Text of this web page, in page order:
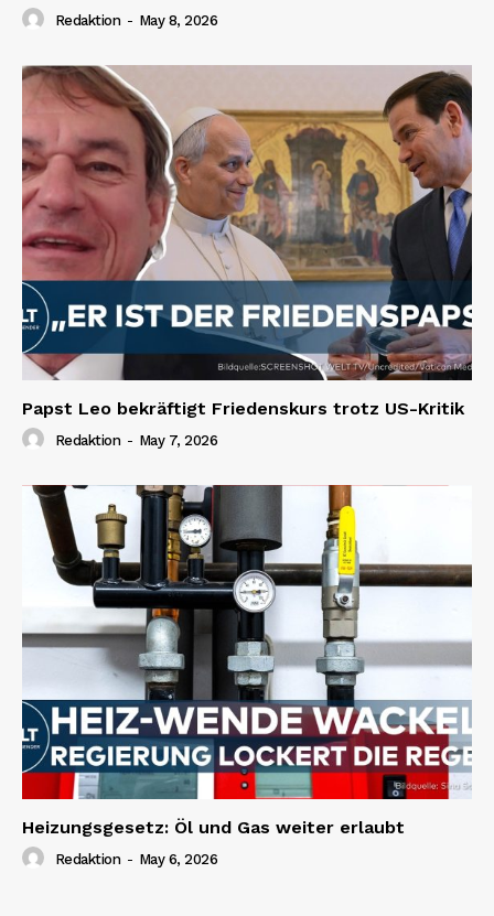
Redaktion - May 8, 2026
Papst Leo bekräftigt Friedenskurs trotz US-Kritik
Redaktion - May 7, 2026
Heizungsgesetz: Öl und Gas weiter erlaubt
Redaktion - May 6, 2026